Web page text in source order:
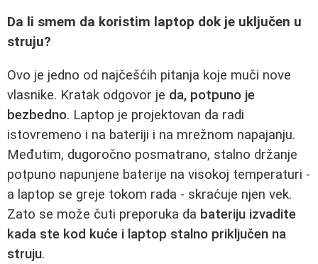
Da li smem da koristim laptop dok je uključen u
struju?
Ovo je jedno od najčešćih pitanja koje muči nove
vlasnike. Kratak odgovor je da, potpuno je
bezbedno. Laptop je projektovan da radi
istovremeno i na bateriji i na mrežnom napajanju.
Međutim, dugoročno posmatrano, stalno držanje
potpuno napunjene baterije na visokoj temperaturi -
a laptop se greje tokom rada - skraćuje njen vek.
Zato se može čuti preporuka da bateriju izvadite
kada ste kod kuće i laptop stalno priključen na
struju.